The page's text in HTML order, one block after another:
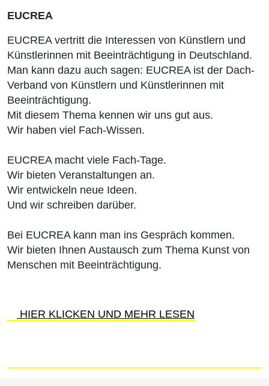
EUCREA
EUCREA vertritt die Interessen von Künstlern und
Künstlerinnen mit Beeinträchtigung in Deutschland.
Man kann dazu auch sagen: EUCREA ist der Dach-
Verband von Künstlern und Künstlerinnen mit
Beeinträchtigung.
Mit diesem Thema kennen wir uns gut aus.
Wir haben viel Fach-Wissen.
EUCREA macht viele Fach-Tage.
Wir bieten Veranstaltungen an.
Wir entwickeln neue Ideen.
Und wir schreiben darüber.
Bei EUCREA kann man ins Gespräch kommen.
Wir bieten Ihnen Austausch zum Thema Kunst von
Menschen mit Beeinträchtigung.
HIER KLICKEN UND MEHR LESEN